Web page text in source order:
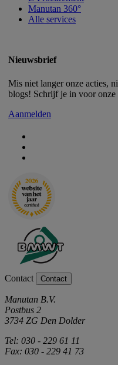
Manutan 360°
Alle services
Nieuwsbrief
Mis niet langer onze acties,
blogs! Schrijf je in voor onze
Aanmelden
Contact Contact
Manutan B.V.
Postbus 2
3734 ZG Den Dolder
Tel: 030 - 229 61 11
Fax: 030 - 229 41 73